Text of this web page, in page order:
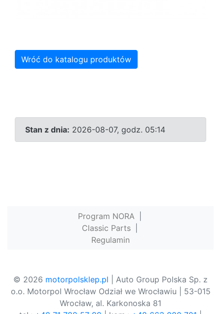
Wróć do katalogu produktów
Stan z dnia: 2026-08-07, godz. 05:14
Program NORA
Classic Parts
Regulamin
© 2026 motorpolsklep.pl | Auto Group Polska Sp. z
o.o. Motorpol Wrocław Odział we Wrocławiu | 53-015
Wrocław, al. Karkonoska 81